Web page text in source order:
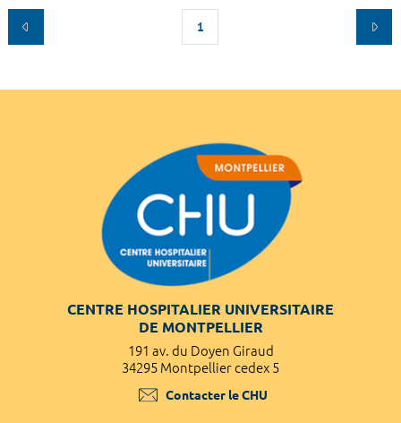
1
CENTRE HOSPITALIER UNIVERSITAIRE
DE MONTPELLIER
191 av. du Doyen Giraud
34295 Montpellier cedex 5
Contacter le CHU